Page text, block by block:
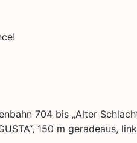
704 bis „Alter
150 m geradeaus,